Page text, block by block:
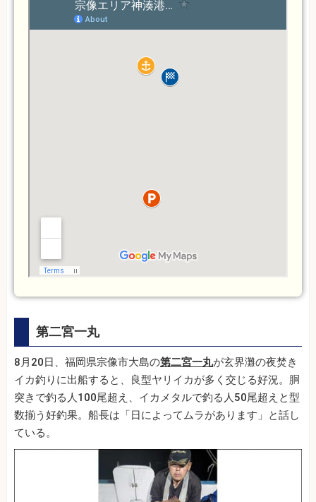
第二宮一丸
8月20日、福岡県宗像市大島の第二宮一丸が玄界灘の夜焚き
イカ釣りに出船すると、良型ヤリイカが多く交じる好況。胴
突きで釣る人100尾超え、イカメタルで釣る人50尾超えと型
数揃う好釣果。船長は「日によってムラがあります」と話し
ている。